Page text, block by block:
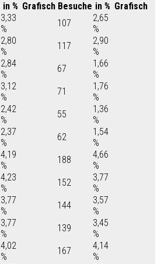
in % Grafisch Besuche in % Grafisch
3,33
%
107
2,65
%
2,80
%
117
2,90
%
2,84
%
67
1,66
%
3,12
%
71
1,76
%
2,42
%
55
1,36
%
2,37
%
62
1,54
%
4,19
%
188
4,66
%
4,23
%
152
3,77
%
3,77
%
144
3,57
%
3,77
%
139
3,45
%
4,02
%
167
4,14
%